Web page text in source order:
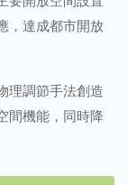
，達成都市開放
理調節手法創造
間機能，同時降